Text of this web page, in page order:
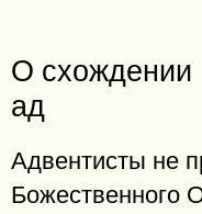
О схождении
ад
Адвентисты не
Божественного